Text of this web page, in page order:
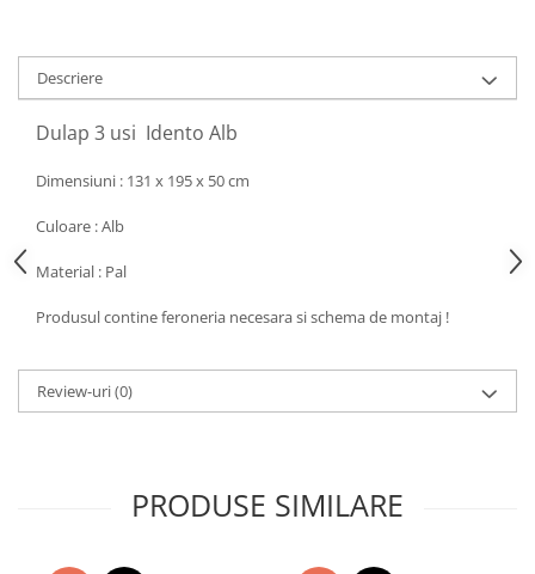
Descriere
Dulap 3 usi Idento Alb
Dimensiuni : 131 x 195 x 50 cm
Culoare : Alb
Material : Pal
Produsul contine feroneria necesara si schema de montaj !
Review-uri(0)
PRODUSE SIMILARE